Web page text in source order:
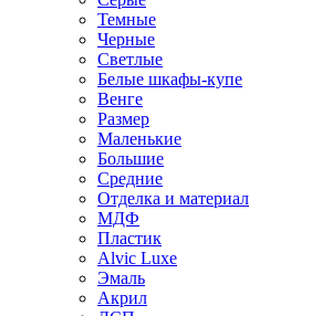
Темные
Черные
Светлые
Белые шкафы-купе
Венге
Размер
Маленькие
Большие
Средние
Отделка и материал
МДФ
Пластик
Alvic Luxe
Эмаль
Акрил